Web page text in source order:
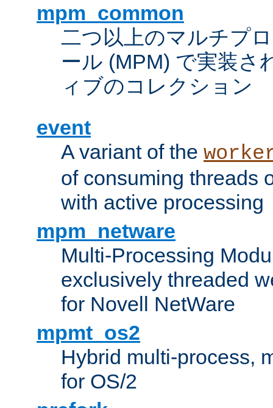
mpm_common
二つ以上のマルチプ
ール (MPM) で実装さ
ィブのコレクション
event
A variant of the
of consuming threads
with active processing
mpm_netware
Multi-Processing
exclusively threaded
for Novell NetWare
mpmt_os2
Hybrid multi-process,
for OS/2